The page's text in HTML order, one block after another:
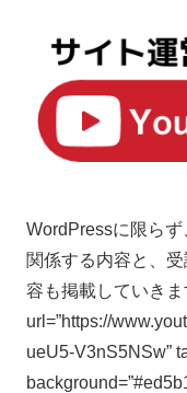
WordPressに限らず
関係する内容と、
容も掲載していき
url=”https://
ueU5-V3nS5NSw”